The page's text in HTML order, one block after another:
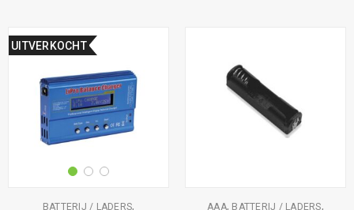
UITVERKOCHT
BATTERIJ / LADERS, AAA, BATTERIJ / LADERS,